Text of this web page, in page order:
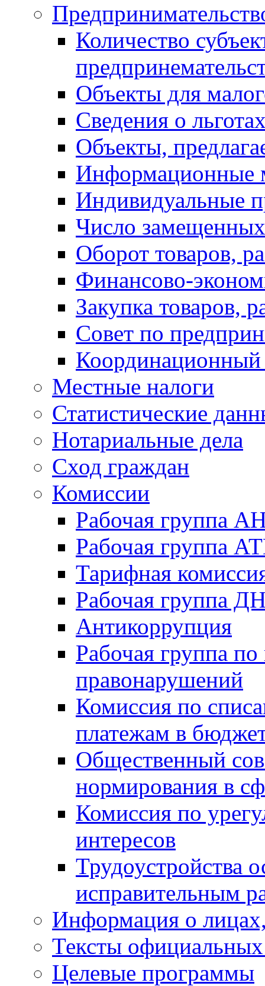
Количество
Объекты для
Сведения о
Объекты,
Информационные
Индивидуальные
Число
Оборот товаров,
Финансово-
Закупка товаров,
Совет по
Координационный
Местные налоги
Статистические
Нотариальные дела
Сход граждан
Комиссии
Рабочая группа
Рабочая группа
Тарифная
Рабочая группа
Антикоррупция
Рабочая группа
правонарушений
Комиссия по
платежам в
Общественный
нормирования в
Комиссия по
интересов
Трудоустройства
исправительным
Информация о
Тексты
Целевые программы